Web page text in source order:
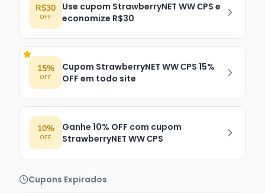
R$30
OFF
Use cupom StrawberryNET WW СPS e
economize R$30
15%
OFF
Cupom StrawberryNET WW СPS 15%
OFF em todo site
10%
OFF
Ganhe 10% OFF com cupom
StrawberryNET WW СPS
Cupons Expirados